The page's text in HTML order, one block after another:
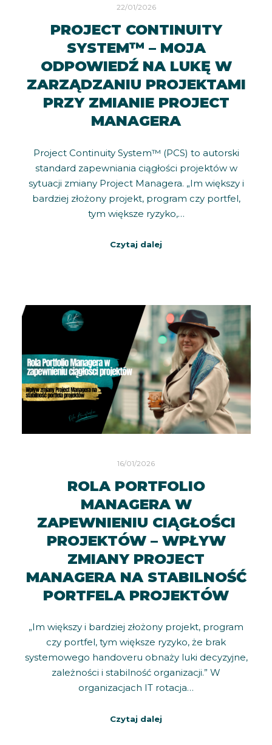
22/01/2026
PROJECT CONTINUITY
SYSTEM™ – MOJA
ODPOWIEDŹ NA LUKĘ W
ZARZĄDZANIU PROJEKTAMI
PRZY ZMIANIE PROJECT
MANAGERA
Project Continuity System™ (PCS) to autorski
standard zapewniania ciągłości projektów w
sytuacji zmiany Project Managera. „Im większy i
bardziej złożony projekt, program czy portfel,
tym większe ryzyko,…
Czytaj dalej
16/01/2026
ROLA PORTFOLIO
MANAGERA W
ZAPEWNIENIU CIĄGŁOŚCI
PROJEKTÓW – WPŁYW
ZMIANY PROJECT
MANAGERA NA STABILNOŚĆ
PORTFELA PROJEKTÓW
„Im większy i bardziej złożony projekt, program
czy portfel, tym większe ryzyko, że brak
systemowego handoveru obnaży luki decyzyjne,
zależności i stabilność organizacji.” W
organizacjach IT rotacja…
Czytaj dalej